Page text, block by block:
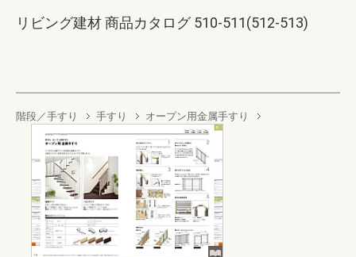
リビング建材 商品カタログ 510-511(512-513)
階段／手すり 手すり オープン用金属手すり